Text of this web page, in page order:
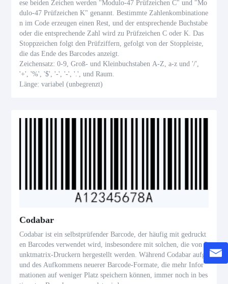
ese beiden Zeichen werden "Modulo-47 Prüfzeichen C" und "Mo
dulo-47 Prüfzeichen K" genannt. Bestimmte Zahlenkombinatione
n im Code erzeugen einen Rest, und der entsprechende Buchstabe
oder die entsprechende Zahl wird zu Prüfzeichen C oder K. Das
Stoppzeichen folgt den Prüfziffern, gefolgt von der Stoppleiste,
die das Ende des Barcodes anzeigt.
Zeichensatz: 0-9, Groß- und Kleinbuchstaben A-Z, a-z und '/',
'+', '%', '$', '-', '-', '.', und Raum.
Länge: variabel (unbegrenzt)
Codabar
Codabar ist ein selbstprüfender Barcode, der häufig mit gedruckt
en Barcodes verwendet wird, insbesondere mit solchen, die von P
unktmatrix-Druckern hergestellt werden. Während Codabar aufgr
und des Aufkommens neuerer Barcode-Formate, die mehr Infor
mationen auf weniger Platz speichern können, immer noch in bes